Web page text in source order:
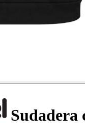
Sudadera